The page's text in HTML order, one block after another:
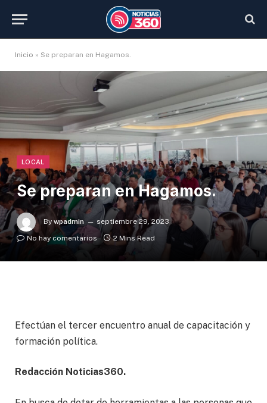
Inicio » Se preparan en Hagamos.
LOCAL
Se preparan en Hagamos.
By wpadmin
septiembre 29, 2023
No hay comentarios
2 Mins Read
Efectúan el tercer encuentro anual de capacitación y
formación política.
Redacción Noticias360.